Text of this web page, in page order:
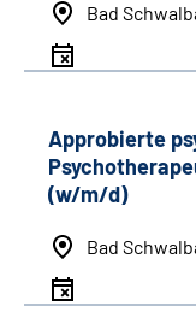
Bad
Approbierte
(w/m/d)
Bad